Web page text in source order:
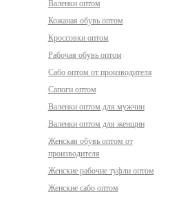
Валенки оптом
Кожаная обувь оптом
Кроссовки оптом
Рабочая обувь оптом
Сабо оптом от производителя
Сапоги оптом
Валенки оптом для мужчин
Валенки оптом для женщин
Женская обувь оптом от
производителя
Женские рабочие туфли оптом
Женские сабо оптом